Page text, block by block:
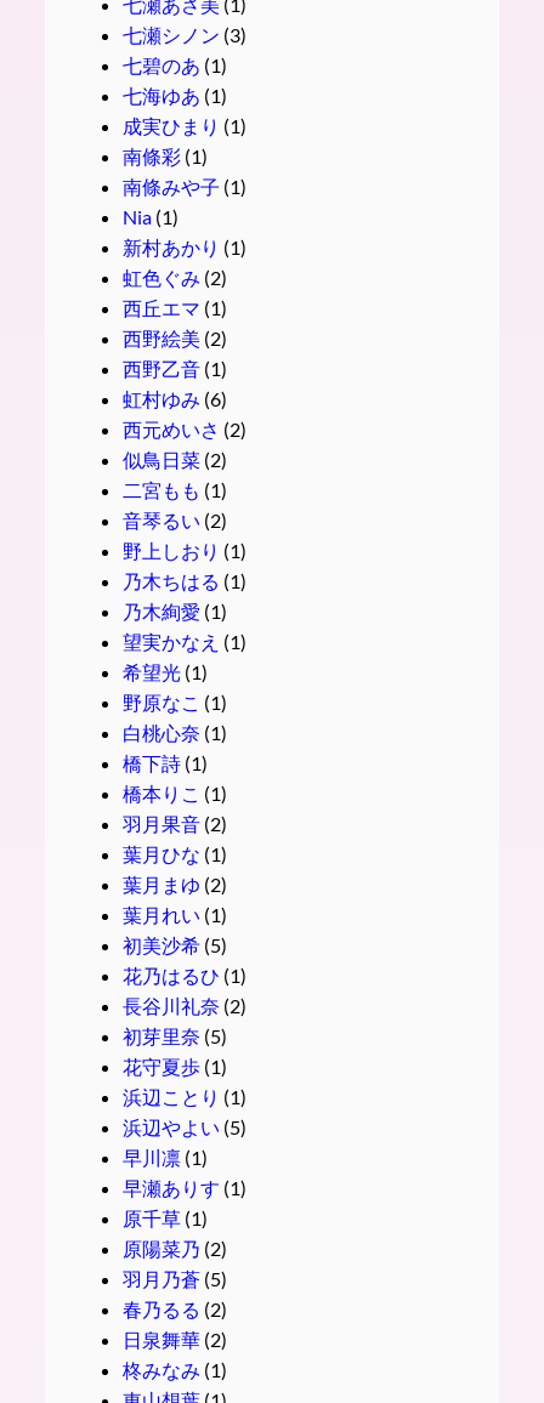
七瀬シノン (3)
七碧のあ (1)
七海ゆあ (1)
成実ひまり (1)
南條彩(1)
南條みや子 (1)
Nia(1)
新村あかり (1)
虹色ぐみ (2)
西丘エマ (1)
西野絵美 (2)
西野乙音(1)
虹村ゆみ (6)
西元めいさ (2)
似鳥日菜(2)
二宮もも (1)
音琴るい (2)
野上しおり (1)
乃木ちはる (1)
乃木絢愛 (1)
望実かなえ (1)
希望光(1)
野原なこ (1)
白桃心奈 (1)
橋下詩(1)
橋本りこ (1)
羽月果音(2)
葉月ひな (1)
葉月まゆ (2)
葉月れい (1)
初美沙希(5)
花乃はるひ (1)
長谷川礼奈 (2)
初芽里奈 (5)
花守夏歩(1)
浜辺ことり (1)
浜辺やよい (5)
早川凛(1)
早瀬ありす (1)
原千草 (1)
原陽菜乃 (2)
羽月乃蒼(5)
春乃るる (2)
日泉舞華(2)
柊みなみ (1)